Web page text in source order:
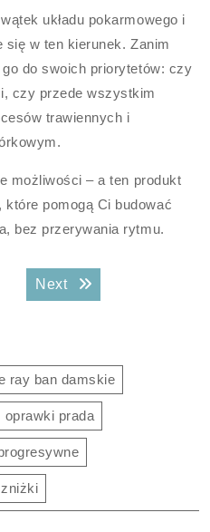
układu pokarmowego i
się w ten kierunek. Zanim
do swoich priorytetów: czy
czy przede wszystkim
trawiennych i
możliwości – a ten produkt
pomogą Ci budować
bez przerywania rytmu.
Next Next post:
ray ban damskie
oprawki prada